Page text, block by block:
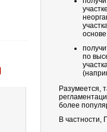
по
Разумеется,
более
В частности,